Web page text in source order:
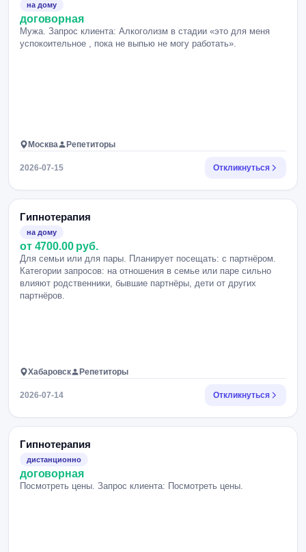
на дому
договорная
Мужа. Запрос клиента: Алкоголизм в стадии «это для меня
успокоительное , пока не выпью не могу работать».
Москва Репетиторы
2026-07-15 Откликнуться
Гипнотерапия
на дому
от 4700.00 руб.
Для семьи или для пары. Планирует посещать: с партнёром.
Категории запросов: на отношения в семье или паре сильно
влияют родственники, бывшие партнёры, дети от других
партнёров.
Хабаровск Репетиторы
2026-07-14 Откликнуться
Гипнотерапия
дистанционно
договорная
Посмотреть цены. Запрос клиента: Посмотреть цены.